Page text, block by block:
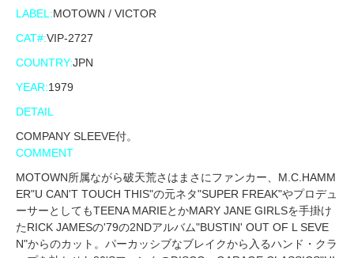
LABEL:MOTOWN / VICTOR
CAT#:VIP-2727
COUNTRY:JPN
YEAR:1979
DETAIL
COMPANY SLEEVE付。
COMMENT
MOTOWN所属ながら破天荒さはまさにファンカー、M.C.HAMM
ER"U CAN'T TOUCH THIS"の元ネタ"SUPER FREAK"やプロデュ
ーサーとしてもTEENA MARIEとかMARY JANE GIRLSを手掛け
たRICK JAMESの'79の2NDアルバム"BUSTIN' OUT OF L SEVE
N"からのカット。パーカッシブなブレイクから入るハンド・クラ